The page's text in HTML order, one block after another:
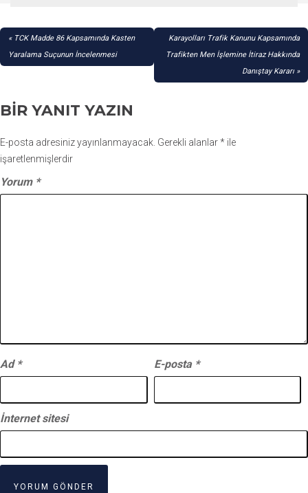
YAZI
GEZINMESI
TCK Madde 86 Kapsamında Kasten
Yaralama Suçunun İncelenmesi
Karayolları Trafik Kanunu Kapsamında
Trafikten Men İşlemine İtiraz Hakkında
Danıştay Kararı
BIR YANIT YAZIN
E-posta adresiniz yayınlanmayacak. Gerekli alanlar* ile
işaretlenmişlerdir
Yorum *
Ad * E-posta *
İnternet sitesi